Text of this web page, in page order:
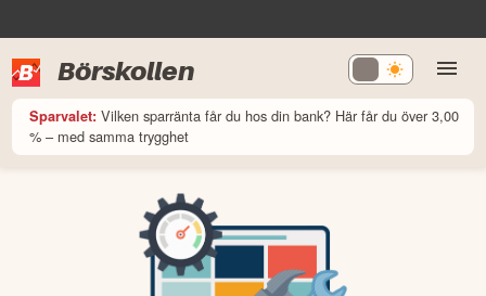
Börskollen
Sparvalet: Vilken sparränta får du hos din bank? Här får du över 3,00
% – med samma trygghet